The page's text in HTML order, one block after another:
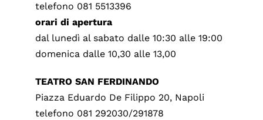
telefono 081 5513396
orari di apertura
dal lunedì al sabato dalle 10:30 alle 19:00
domenica dalle 10,30 alle 13,00
TEATRO SAN FERDINANDO
Piazza Eduardo De Filippo 20, Napoli
telefono 081 292030/291878